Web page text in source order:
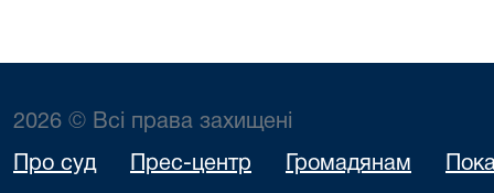
2026 © Всі права захищені
Про суд Прес-центр Громадянам